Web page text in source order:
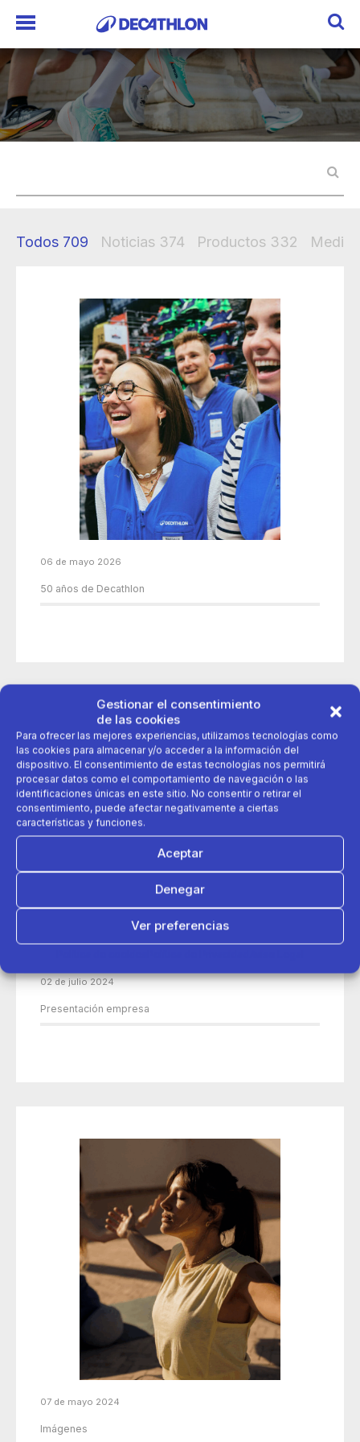
Gestionar el consentimiento
de las cookies
Para ofrecer las mejores experiencias, utilizamos tecnologías como
las cookies para almacenar y/o acceder a la información del
dispositivo. El consentimiento de estas tecnologías nos permitirá
procesar datos como el comportamiento de navegación o las
identificaciones únicas en este sitio. No consentir o retirar el
consentimiento, puede afectar negativamente a ciertas
características y funciones.
Aceptar
Denegar
Ver preferencias
Todos 709 Noticias 374 Productos 332
06 de mayo 2026
50 años de Decathlon
02 de julio 2024
Presentación empresa
07 de mayo 2024
Imágenes